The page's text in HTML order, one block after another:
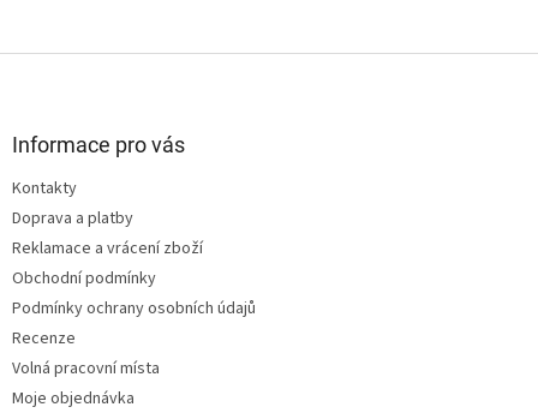
Informace pro vás
Kontakty
Doprava a platby
Reklamace a vrácení zboží
Obchodní podmínky
Podmínky ochrany osobních údajů
Recenze
Volná pracovní místa
Moje objednávka